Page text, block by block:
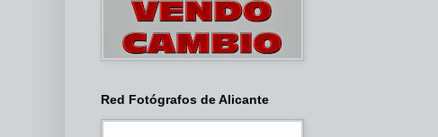
Red Fotógrafos de Alicante